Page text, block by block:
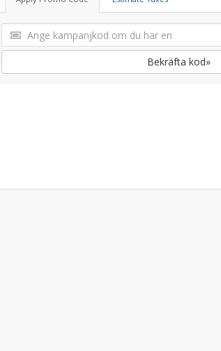
Bekräfta kod»